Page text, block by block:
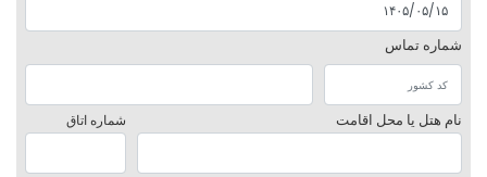
شماره تماس
نام هتل یا محل اقامت شماره اتاق